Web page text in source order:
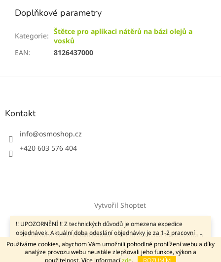
Používáme cookies, abychom Vám umožnili pohodlné prohlížení webu a díky
analýze provozu webu neustále zlepšovali jeho funkce, výkon a
použitelnost. Více informacízde. ROZUMÍM
!! UPOZORNĚNÍ !! Z technických důvodů je omezena expedice
objednávek. Aktuální doba odeslání objednávky je za 1-2 pracovní
dny od jejího přijetí a to i u zboží s příznakem Skladem ihned k
odeslání. Děkujeme za pochopení.
Doplňkové parametry
Kategorie: Štětce pro aplikaci nátěrů na bázi olejů a
vosků
EAN: 8126437000
Z
Kontakt
info@osmoshop.cz
+420 603 576 404
Vytvořil Shoptet
Copyright 2026 OSMOshop. Všechna práva vyhrazena.